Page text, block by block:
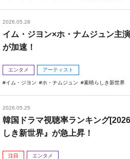
2026.05.28
イム・ジヨン×ホ・ナムジュン主
が加速！
エンタメ アーティスト
イム・ジヨン ホ・ナムジュン 素晴らしき新世界
2026.05.25
韓国ドラマ視聴率ランキング
しき新世界』が急上昇！
注目 エンタメ